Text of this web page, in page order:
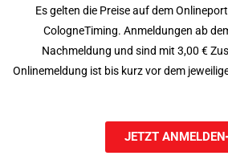
Es gelten die Preise auf dem
CologneTiming. Anmeldungen ab
Nachmeldung und sind mit 3,00 €
Onlinemeldung ist bis kurz vor dem
JETZT ANMELDEN